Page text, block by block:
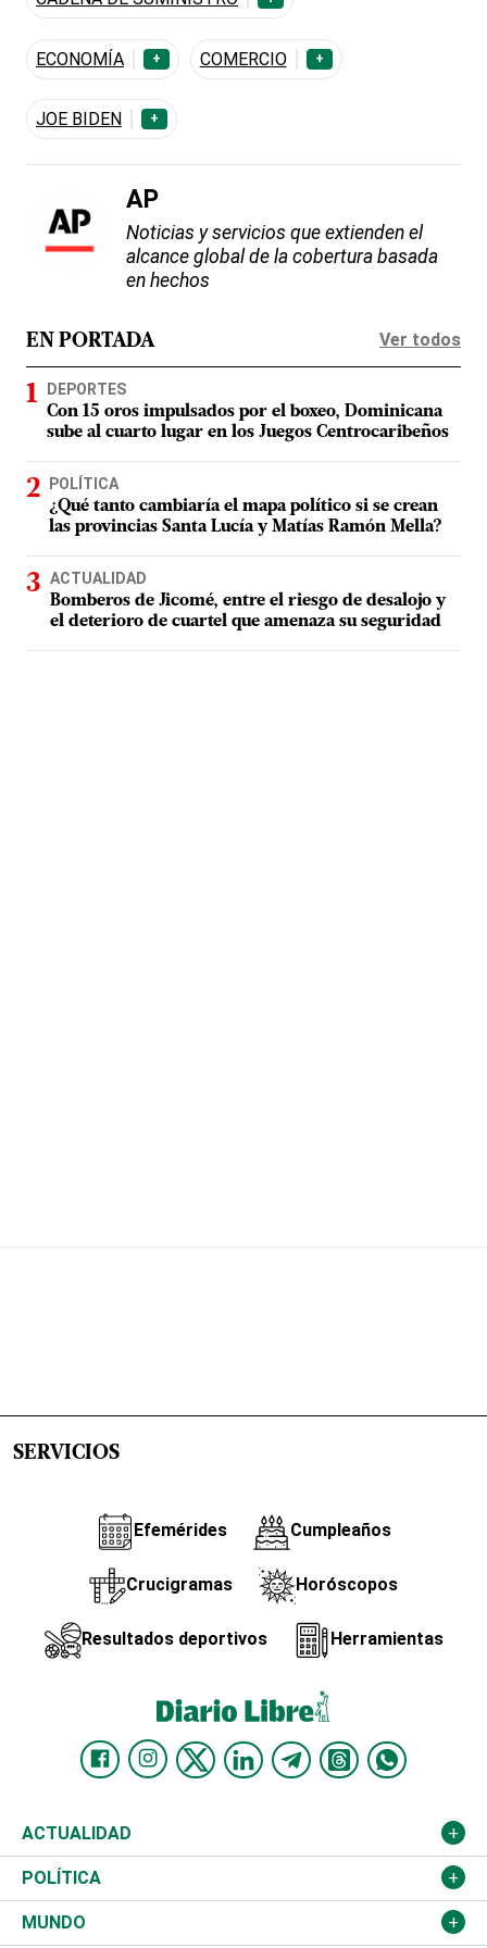
ECONOMÍA + COMERCIO +
JOE BIDEN +
AP
Noticias y servicios que extienden el
alcance global de la cobertura basada
en hechos
EN PORTADA Ver todos
DEPORTES
Con 15 oros impulsados por el boxeo, Dominicana
sube al cuarto lugar en los Juegos Centrocaribeños
POLÍTICA
¿Qué tanto cambiaría el mapa político si se crean
las provincias Santa Lucía y Matías Ramón Mella?
ACTUALIDAD
Bomberos de Jicomé, entre el riesgo de desalojo y
el deterioro de cuartel que amenaza su seguridad
SERVICIOS
Efemérides Cumpleaños
Crucigramas Horóscopos
Resultados deportivos Herramientas
ACTUALIDAD
Nacional
Ciudad
POLÍTICA
Partidos
MUNDO